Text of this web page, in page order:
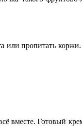
или пропитать
вместе. Готовый